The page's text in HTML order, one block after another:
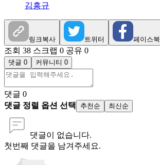
김흥규
링크복사 트위터 페이스북
조회 38 스크랩 0 공유 0
댓글 0 커뮤니티 0
댓글 0
댓글 정렬 옵션 선택
추천순 최신순
댓글이 없습니다.
첫번째 댓글을 남겨주세요.